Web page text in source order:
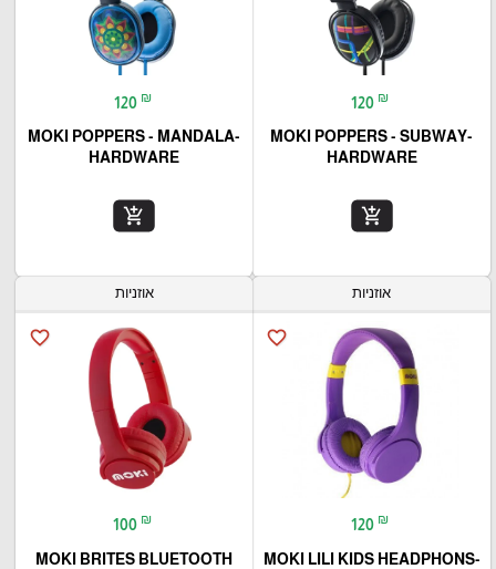
120 ₪
MOKI POPPERS - SUBWAY-
HARDWARE
add_shopping_cart
120 ₪
MOKI POPPERS - MANDALA-
HARDWARE
add_shopping_cart
אוזניות
favorite_border
120 ₪
MOKI LILI KIDS HEADPHONS-
אוזניות
favorite_border
100 ₪
MOKI BRITES BLUETOOTH